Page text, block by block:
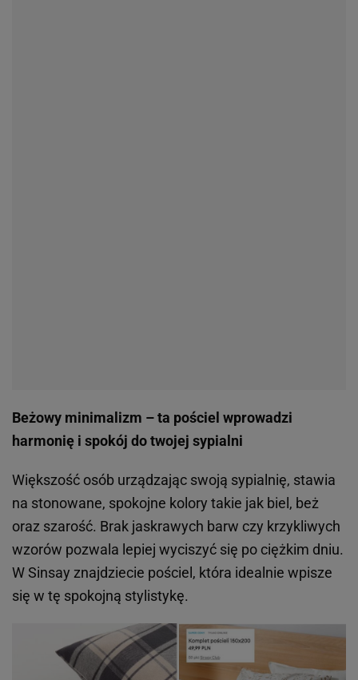
Beżowy minimalizm – ta pościel wprowadzi
harmonię i spokój do twojej sypialni
Większość osób urządzając swoją sypialnię, stawia
na stonowane, spokojne kolory takie jak biel, beż
oraz szarość. Brak jaskrawych barw czy krzykliwych
wzorów pozwala lepiej wyciszyć się po ciężkim dniu.
W Sinsay znajdziecie pościel, która idealnie wpisze
się w tę spokojną stylistykę.